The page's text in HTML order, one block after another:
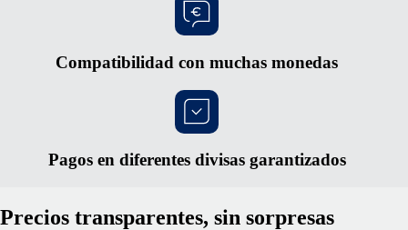
Compatibilidad con muchas monedas
Pagos en diferentes divisas garantizados
Precios transparentes, sin sorpresas